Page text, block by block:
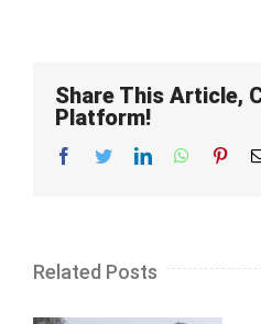
Share This Article,
Platform!
Facebook
TwitterLinkedIn
Related Posts